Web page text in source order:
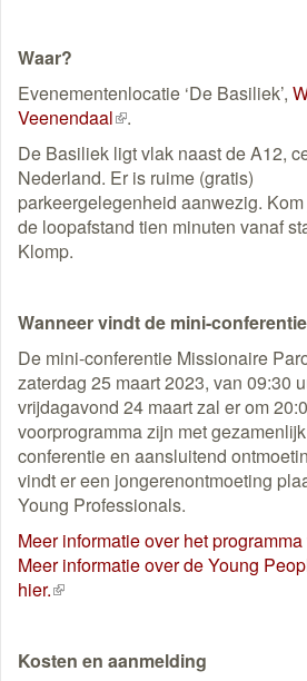
Waar?
Evenementenlocatie ‘De Basiliek’,
Veenendaal(externe
link)
.
De Basiliek ligt vlak naast de A12,
Nederland. Er is ruime (gratis)
parkeergelegenheid aanwezig.
de loopafstand tien minuten vanaf
Klomp.
Wanneer vindt de mini-
De mini-conferentie Missionaire
zaterdag 25 maart 2023, van 09:30
vrijdagavond 24 maart zal er om
voorprogramma zijn met
conferentie en aansluitend
vindt er een jongerenontmoeting
Young Professionals.
Meer informatie over het
Meer informatie over de Young
hier.(externe
Kosten en aanmelding